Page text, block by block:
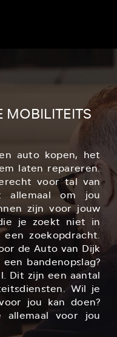
MOBILITEITS
auto kopen, het
laten repareren.
voor tal van
allemaal om jou
zijn voor jouw
je zoekt niet in
zoekopdracht.
de Auto van Dijk
bandenopslag?
Dit zijn een aantal
Wil je
jou kan doen?
allemaal voor jou